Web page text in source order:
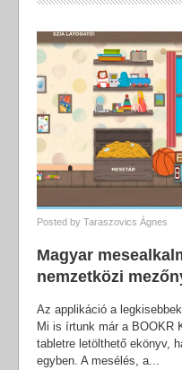
Posted by Taraszovics Ágnes
Magyar
nemzetközi
Az applikáció a
Mi is írtunk már a BOOKR
tabletre letölthető ekönyv,
egyben. A mesélés, a...